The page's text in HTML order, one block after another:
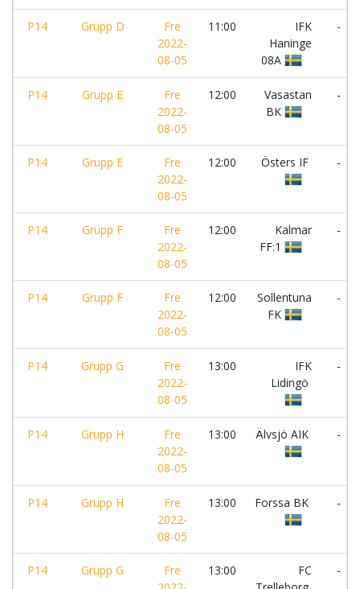
P14 Grupp D
Fre
2022-
08-05
11:00
IFK
Haninge
08A
-
P14 Grupp E
Fre
2022-
08-05
12:00
Vasastan
BK
-
P14 Grupp E
Fre
2022-
08-05
12:00 Östers IF -
P14 Grupp F
Fre
2022-
08-05
12:00
Kalmar
FF:1
-
P14 Grupp F
Fre
2022-
08-05
12:00
Sollentuna
FK
-
P14 Grupp G
Fre
2022-
08-05
13:00
IFK
Lidingö
-
P14 Grupp H
Fre
2022-
08-05
13:00 Älvsjö AIK -
P14 Grupp H
Fre
2022-
08-05
13:00 Forssa BK -
P14 Grupp G
Fre
13:00
FC
-